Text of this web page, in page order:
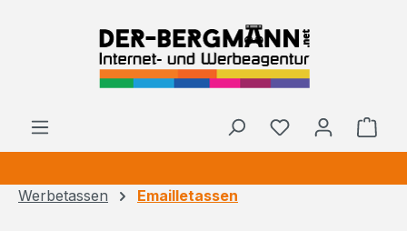
Werbetassen Emailletassen